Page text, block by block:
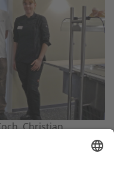
Christian